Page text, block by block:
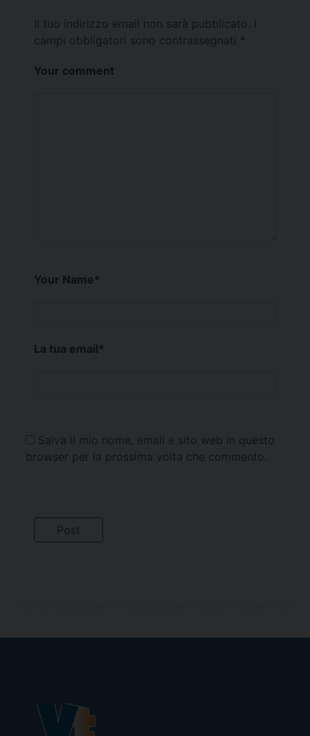
Il tuo indirizzo email non sarà pubblicato.
campi obbligatori sono contrassegnati *
Your comment
Your Name*
La tua email*
Salva il mio nome, email e sito web in questo
browser per la prossima volta che commento.